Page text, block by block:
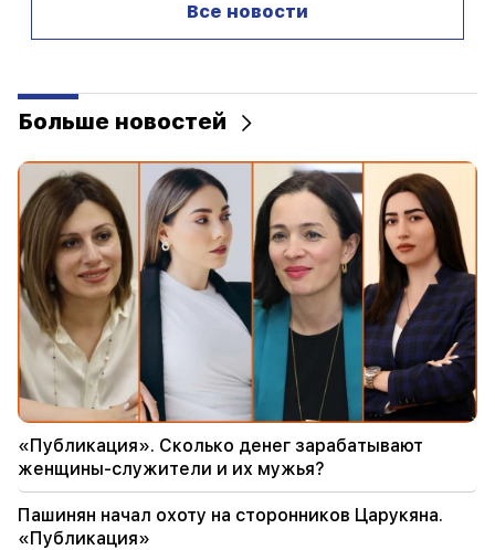
23:50
23:01
Трагический инцидент в Ереване
22:50
Положение оппозиции незавидное. перед
ними опытные демагоги (видео)
21:56
«Преступник хотел пончик из больницы». Гор
Акопян своими руками сделал пончики для
сына (видео)
21:19
ТАСС: Спецпредставители США могут
посетить Киев и Москву в ближайшие 10 дней
Все новости
Больше новостей
«Публикация». Сколько денег зарабатывают
женщины-служители и их мужья?
Пашинян начал охоту на сторонников Царукяна.
«Публикация»